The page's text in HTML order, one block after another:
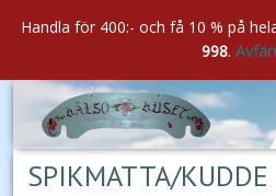
SPIKMATTA/KUDDE
Handla för 400:- och få 10 % på
998.